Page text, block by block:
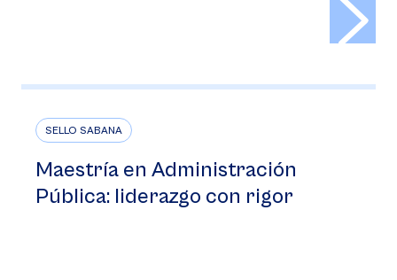
SELLO SABANA
Maestría en Administración
Pública: liderazgo con rigor